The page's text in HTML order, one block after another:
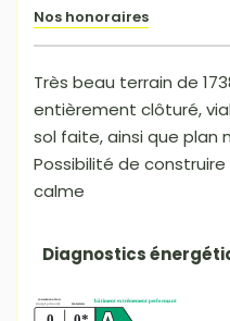
Nos honoraires
Très beau terrain de
entièrement clôturé,
sol faite, ainsi que plan
Possibilité de construire
calme
Diagnostics